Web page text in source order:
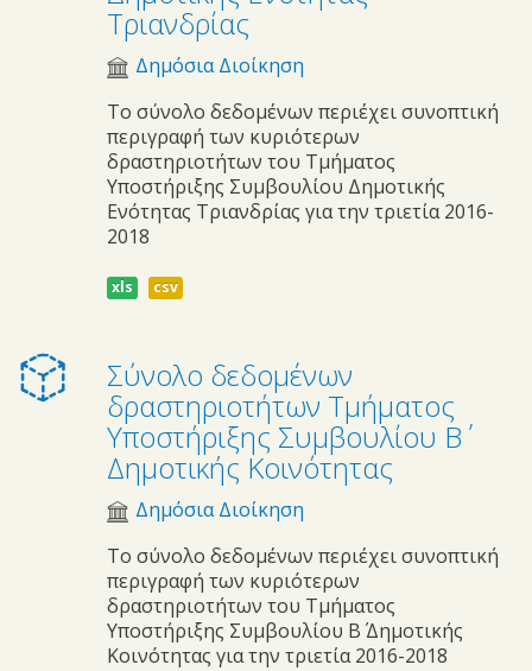
Τριανδρίας
Δημόσια Διοίκηση
Το σύνολο δεδομένων περιέχει συνοπτική
περιγραφή των κυριότερων
δραστηριοτήτων του Τμήματος
Υποστήριξης Συμβουλίου Δημοτικής
Ενότητας Τριανδρίας για την τριετία 2016-
2018
xls csv
Σύνολο δεδομένων
δραστηριοτήτων Τμήματος
Υποστήριξης Συμβουλίου B΄
Δημοτικής Κοινότητας
Δημόσια Διοίκηση
Το σύνολο δεδομένων περιέχει συνοπτική
περιγραφή των κυριότερων
δραστηριοτήτων του Τμήματος
Υποστήριξης Συμβουλίου Β΄ Δημοτικής
Κοινότητας για την τριετία 2016-2018